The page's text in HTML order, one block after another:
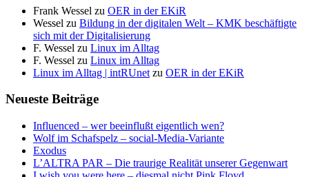
Frank Wessel zu OER in der EKiR
Wessel zu Bildung in der digitalen Welt – KMK beschäftigte
sich mit der Digitalisierung
F. Wessel zu Linux im Alltag
F. Wessel zu Linux im Alltag
Linux im Alltag | intRUnet zu OER in der EKiR
Neueste Beiträge
Influenced – wer beeinflußt eigentlich wen?
Wolf im Schafspelz – social-Media-Variante
Exodus
L’ALTRA PAR – Die traurige Realität unserer Gegenwart